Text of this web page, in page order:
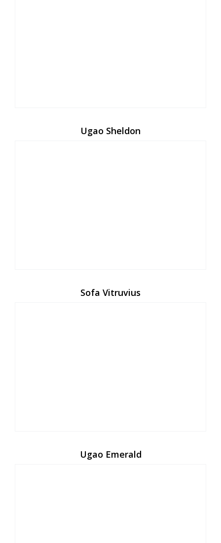
Ugao Sheldon
Sofa Vitruvius
Ugao Emerald